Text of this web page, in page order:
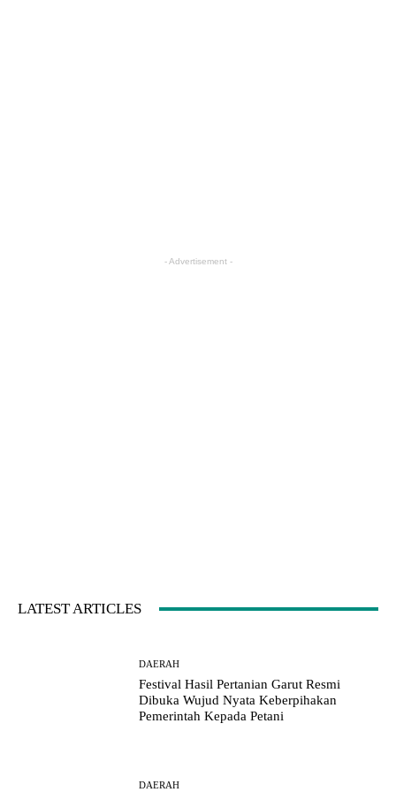
- Advertisement -
LATEST ARTICLES
DAERAH
Festival Hasil Pertanian Garut Resmi
Dibuka Wujud Nyata Keberpihakan
Pemerintah Kepada Petani
DAERAH